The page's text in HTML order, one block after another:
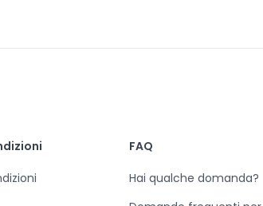
FAQ
Hai qualche domanda?